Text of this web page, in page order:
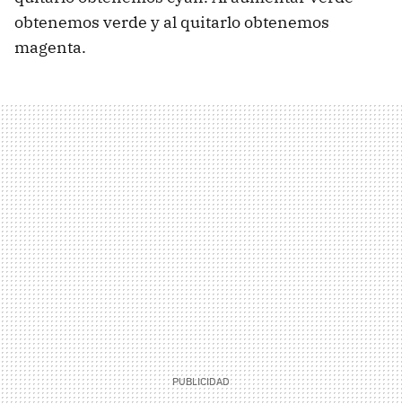
obtenemos verde y al quitarlo obtenemos
magenta.